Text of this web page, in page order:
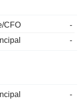
CFO
-
-
-